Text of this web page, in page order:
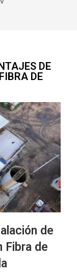
DE
DE
de
Fibra de